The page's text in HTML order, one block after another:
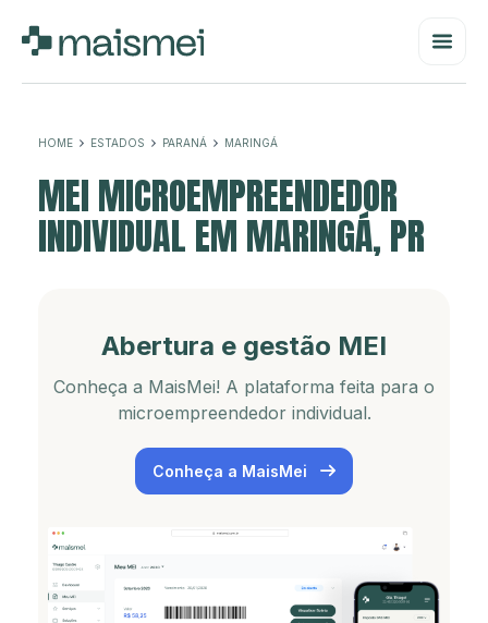
HOME ESTADOS PARANÁ MARINGÁ
MEI MICROEMPREENDEDOR
INDIVIDUAL EM MARINGÁ, PR
Abertura e gestão MEI
Conheça a MaisMei! A plataforma feita para o
microempreendedor individual.
Conheça a MaisMei